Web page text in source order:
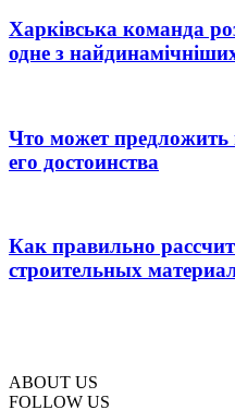
Харківська команда
одне з
Что может предложить
его достоинства
Как правильно
строительных
ABOUT US
FOLLOW US